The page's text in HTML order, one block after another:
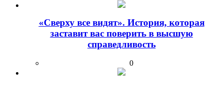
«Сверху все видят». История, которая
заставит вас поверить в высшую
справедливость
0